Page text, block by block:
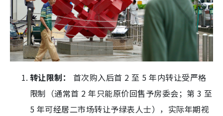
转让限制：
首次购入后首 2 至 5 年内转让受严格
限制（通常首 2 年只能原价回售予房委会；第 3 至
5 年可经居二市场转让予绿表人士），实际年期视